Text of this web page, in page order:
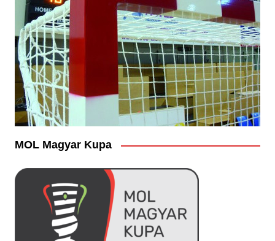
MOL Magyar Kupa